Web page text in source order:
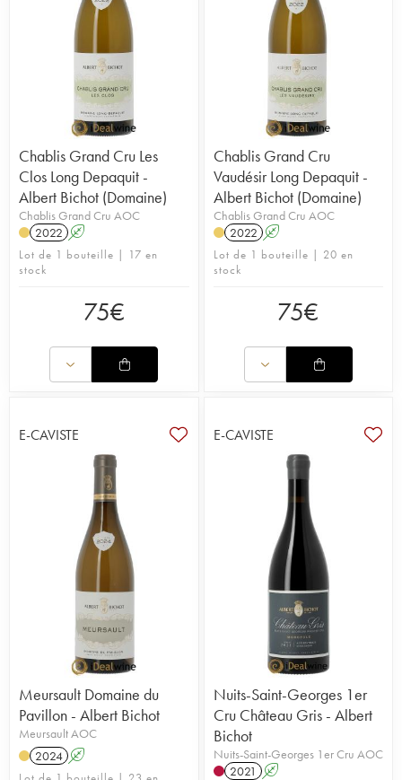
Chablis Grand Cru Les
Clos Long Depaquit -
Albert Bichot (Domaine)
Chablis Grand Cru AOC
2022 A
Lot de 1 bouteille | 17 en
stock
75€
Chablis Grand Cru
Vaudésir Long Depaquit -
Albert Bichot (Domaine)
Chablis Grand Cru AOC
2022 A
Lot de 1 bouteille | 20 en
stock
75€
E-CAVISTE
Meursault Domaine du
Pavillon - Albert Bichot
Meursault AOC
2024 A
E-CAVISTE
Nuits-Saint-Georges 1er
Cru Château Gris - Albert
Bichot
Nuits-Saint-Georges 1er Cru AOC
2021 A